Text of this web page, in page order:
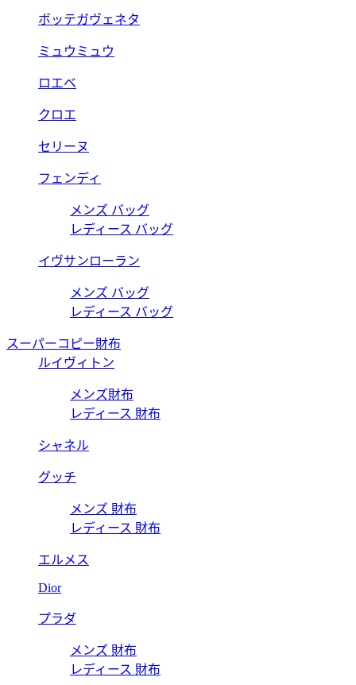
ボッテガヴェネタ
ミュウミュウ
ロエベ
クロエ
セリーヌ
フェンディ
メンズ バッグ
レディース バッグ
イヴサンローラン
メンズ バッグ
レディース バッグ
スーパーコピー財布
ルイヴィトン
メンズ財布
レディース 財布
シャネル
グッチ
メンズ 財布
レディース 財布
エルメス
Dior
プラダ
メンズ 財布
レディース 財布